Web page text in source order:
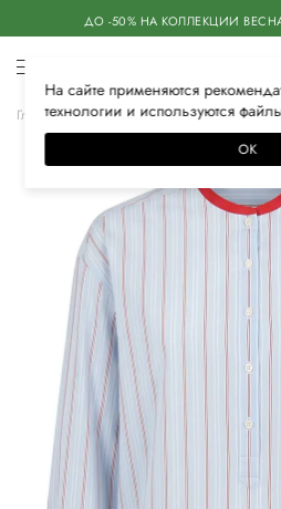
ДО -50% НА КОЛЛЕКЦИИ
Главная Женская Одежда Блузы и
На сайте применяются
технологии и используются
ОК